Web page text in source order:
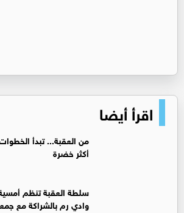
اقرأ أيضا
من العقبة... تبدأ
أكثر خضرة
سلطة العقبة تنظم
وادي رم بالشراكة مع